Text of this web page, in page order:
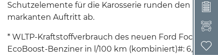
Schutzelemente für die Karosserie runden den
markanten Auftritt ab.
* WLTP-Kraftstoffverbrauch des neuen Ford Focus
EcoBoost-Benziner in l/100 km (kombiniert)#: 6,6 –